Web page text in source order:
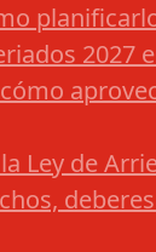
2027
Ley de